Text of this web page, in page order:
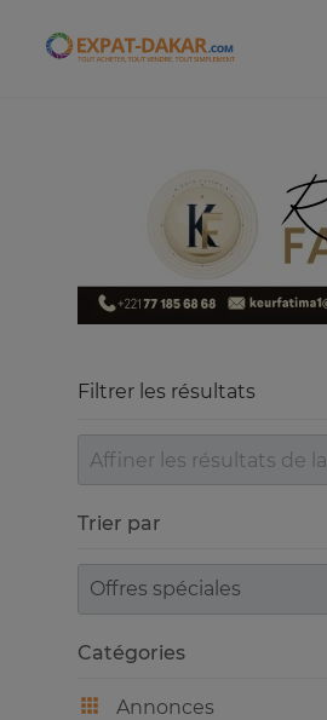
Expat-Dakar
Filtrer les résultats
Trier par
Trier par
Catégories
Annonces